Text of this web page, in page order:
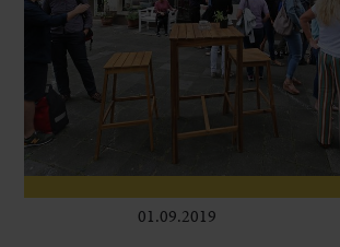
01.09.2019